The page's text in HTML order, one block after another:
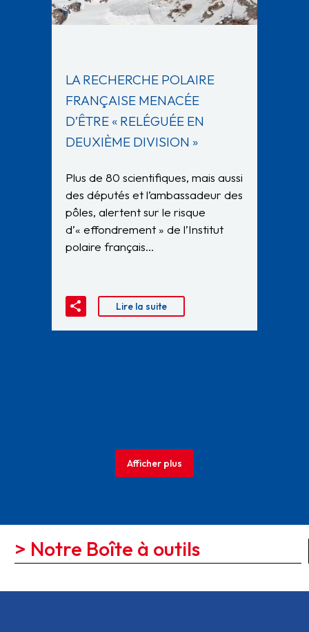
LA RECHERCHE POLAIRE
FRANÇAISE MENACÉE
D’ÊTRE « RELÉGUÉE EN
DEUXIÈME DIVISION »
Plus de 80 scientifiques, mais aussi
des députés et l’ambassadeur des
pôles, alertent sur le risque
d’« effondrement » de l’Institut
polaire français…
Lire la suite
Afficher plus
> Notre Boîte à outils